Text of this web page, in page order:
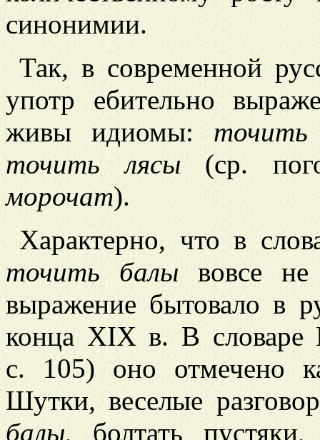
синонимии.
Так, в современной
употр ебительно
живы идиомы: точить
точить лясы (ср.
морочат).
Характерно, что в
точить балы вовсе
выражение бытовало в
конца XIX в. В словаре
с. 105) оно отмечено
Шутки, веселые
балы, болтать